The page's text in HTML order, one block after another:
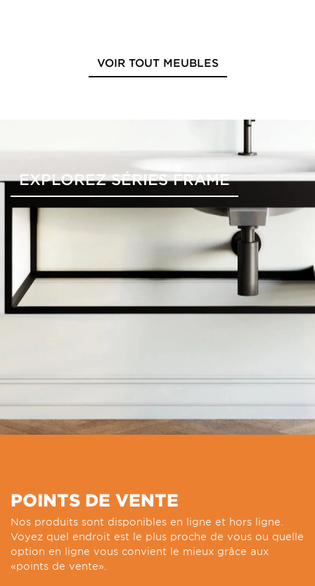
VOIR TOUT MEUBLES
EXPLOREZ SÉRIES FRAME
POINTS DE VENTE
Nos produits sont disponibles en ligne et hors ligne.
Voyez quel endroit est le plus proche de vous ou quelle
option en ligne vous convient le mieux grâce aux
«points de vente».